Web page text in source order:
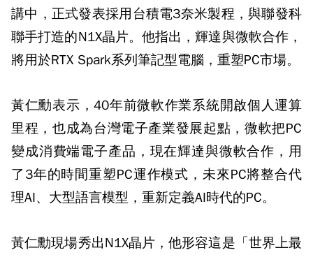
講中，正式發表採用台積電3奈米製程，與聯發科
聯手打造的N1X晶片。他指出，輝達與微軟合作，
將用於RTX Spark系列筆記型電腦，重塑PC市場。
黃仁勳表示，40年前微軟作業系統開啟個人運算
里程，也成為台灣電子產業發展起點，微軟把PC
變成消費端電子產品，現在輝達與微軟合作，用
了3年的時間重塑PC運作模式，未來PC將整合代
理AI、大型語言模型，重新定義AI時代的PC。
黃仁勳現場秀出N1X晶片，他形容這是「世界上最